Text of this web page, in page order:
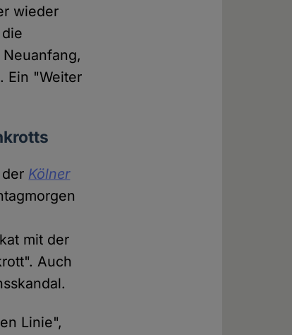
wieder
Ein "Weiter
Kölner
mit der
Auch
Linie",